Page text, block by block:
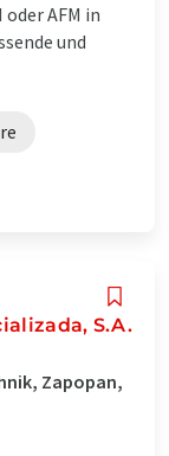
AFM in
und
S.A.
Zapopan,